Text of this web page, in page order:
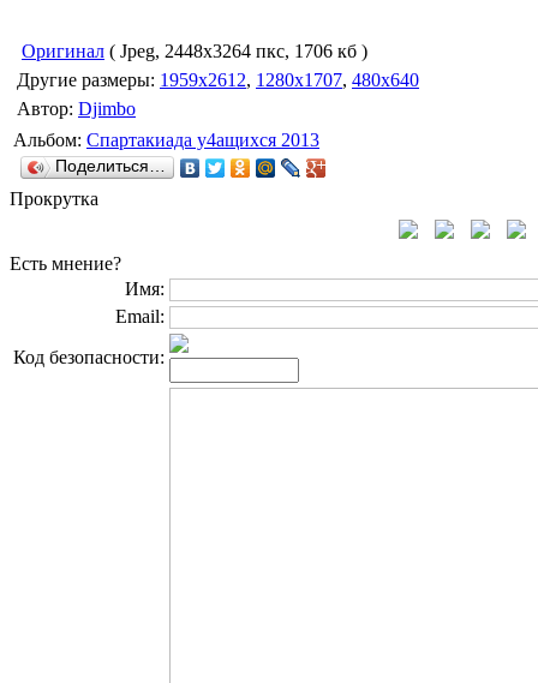
Оригинал ( Jpeg, 2448x3264 пкс, 1706 кб )
Другие размеры: 1959x2612, 1280x1707, 480x640
Автор: Djimbo
Альбом: Спартакиада у4ащихся 2013
Поделиться…
Прокрутка
Есть мнение?
Имя:
Email:
Код безопасности: